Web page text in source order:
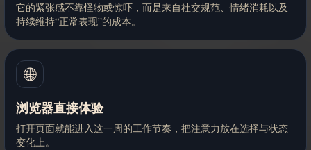
它的紧张感不靠怪物或惊吓，而是来自社交规范、情绪消耗以及
持续维持“正常表现”的成本。
🌐
浏览器直接体验
打开页面就能进入这一周的工作节奏，把注意力放在选择与状态
变化上。